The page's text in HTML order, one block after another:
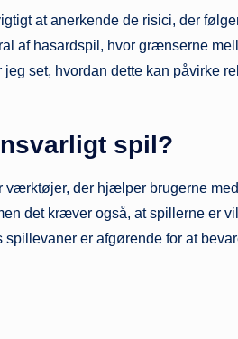
at anerkende de risici, der
af hasardspil, hvor grænserne
set, hvordan dette kan påvirke
spil?
værktøjer, der hjælper brugerne
det kræver også, at spillerne er
er afgørende for at